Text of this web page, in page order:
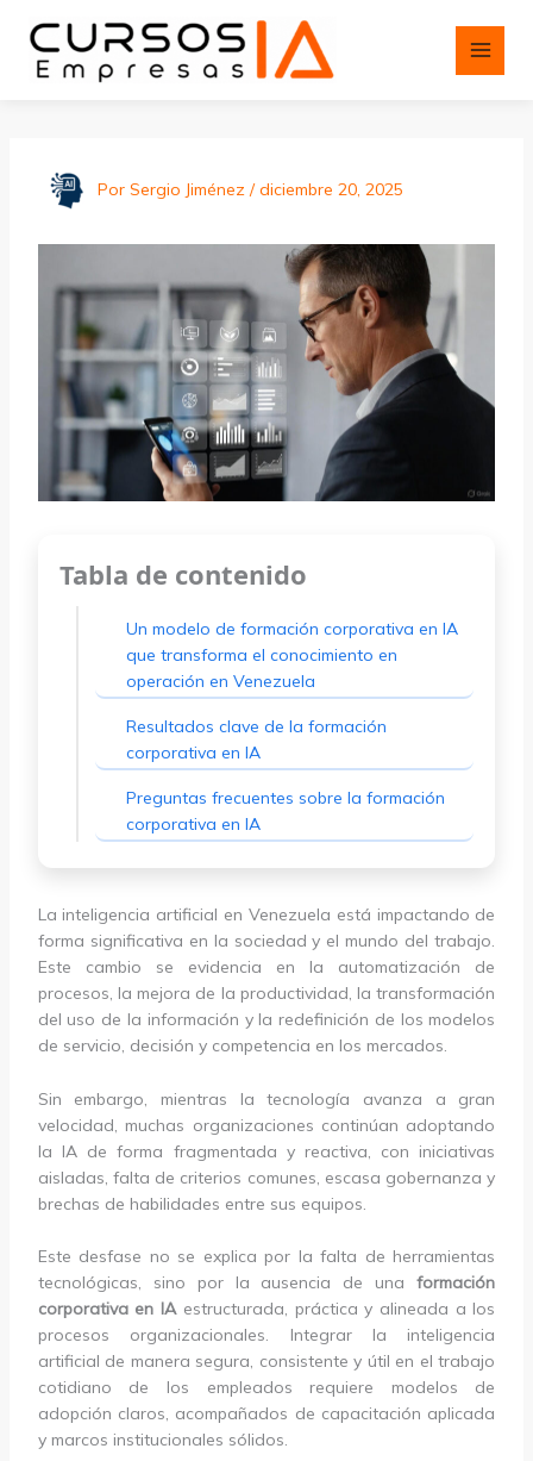
Por Sergio Jiménez /diciembre 20, 2025
Tabla de contenido
Un modelo de formación corporativa en IA
que transforma el conocimiento en
operación en Venezuela
Resultados clave de la formación
corporativa en IA
Preguntas frecuentes sobre la formación
corporativa en IA
La inteligencia artificial en Venezuela está impactando de
forma significativa en la sociedad y el mundo del trabajo.
Este cambio se evidencia en la automatización de
procesos, la mejora de la productividad, la transformación
del uso de la información y la redefinición de los modelos
de servicio, decisión y competencia en los mercados.
Sin embargo, mientras la tecnología avanza a gran
velocidad, muchas organizaciones continúan adoptando
la IA de forma fragmentada y reactiva, con iniciativas
aisladas, falta de criterios comunes, escasa gobernanza y
brechas de habilidades entre sus equipos.
Este desfase no se explica por la falta de herramientas
tecnológicas, sino por la ausencia de unaformación
corporativa en IAestructurada, práctica y alineada a los
procesos organizacionales. Integrar la inteligencia
artificial de manera segura, consistente y útil en el trabajo
cotidiano de los empleados requiere modelos de
adopción claros, acompañados de capacitación aplicada
y marcos institucionales sólidos.